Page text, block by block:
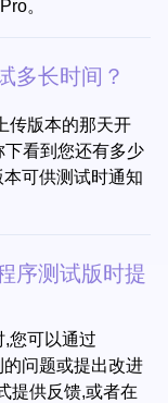
。
多长时间？
传版本的那天开
看到您还有多少
可供测试时通知
序测试版时提
您可以通过
问题或提出改进
提供反馈,或者在